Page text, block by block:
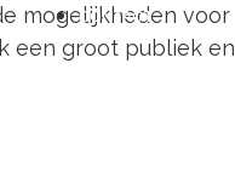
CONTACT
mogelijkheden voor
een groot publiek en